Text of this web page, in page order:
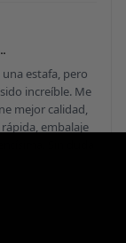
estafa, pero
increíble. Me
mejor calidad,
embalaje
Sin duda